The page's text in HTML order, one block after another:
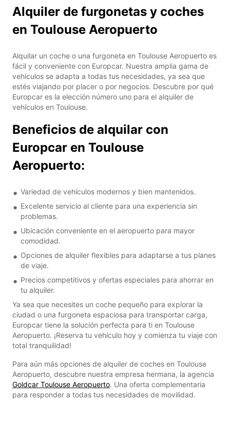
Alquiler de furgonetas y coches
en Toulouse Aeropuerto
Alquilar un coche o una furgoneta en Toulouse Aeropuerto es
fácil y conveniente con Europcar. Nuestra amplia gama de
vehículos se adapta a todas tus necesidades, ya sea que
estés viajando por placer o por negocios. Descubre por qué
Europcar es la elección número uno para el alquiler de
vehículos en Toulouse.
Beneficios de alquilar con
Europcar en Toulouse
Aeropuerto:
Variedad de vehículos modernos y bien mantenidos.
Excelente servicio al cliente para una experiencia sin
problemas.
Ubicación conveniente en el aeropuerto para mayor
comodidad.
Opciones de alquiler flexibles para adaptarse a tus planes
de viaje.
Precios competitivos y ofertas especiales para ahorrar en
tu alquiler.
Ya sea que necesites un coche pequeño para explorar la
ciudad o una furgoneta espaciosa para transportar carga,
Europcar tiene la solución perfecta para ti en Toulouse
Aeropuerto. ¡Reserva tu vehículo hoy y comienza tu viaje con
total tranquilidad!
Para aún más opciones de alquiler de coches en Toulouse
Aeropuerto, descubre nuestra empresa hermana, la agencia
Goldcar Toulouse Aeropuerto. Una oferta complementaria
para responder a todas tus necesidades de movilidad.